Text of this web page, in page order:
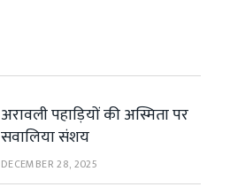
अरावली पहाड़ियों की अस्मिता पर
सवालिया संशय
DECEMBER 28, 2025